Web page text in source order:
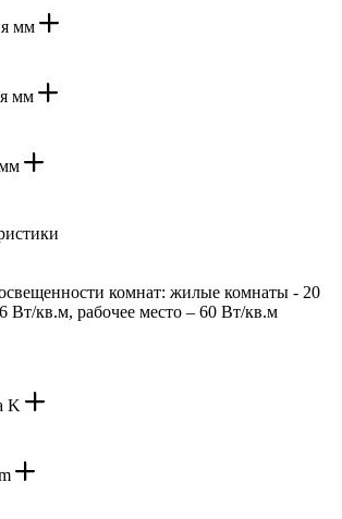
мм
мм
комнат: жилые комнаты - 20
Вт/кв.м, рабочее место – 60 Вт/кв.м
K